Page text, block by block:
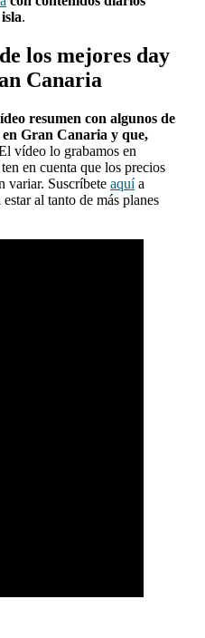
.
los mejores day
Canaria
resumen con algunos de
en Gran Canaria y que,
vídeo lo grabamos en
en cuenta que los precios
variar. Suscríbete aquía
al tanto de más planes